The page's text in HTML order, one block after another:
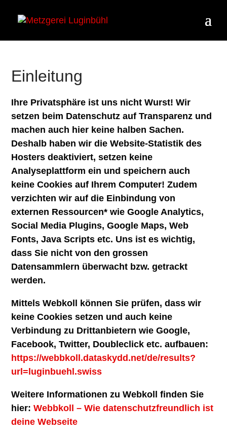
Einleitung
Ihre Privatsphäre ist uns nicht Wurst! Wir
setzen beim Datenschutz auf Transparenz und
machen auch hier keine halben Sachen.
Deshalb haben wir die Website-Statistik des
Hosters deaktiviert, setzen keine
Analyseplattform ein und speichern auch
keine Cookies auf Ihrem Computer! Zudem
verzichten wir auf die Einbindung von
externen Ressourcen* wie Google Analytics,
Social Media Plugins, Google Maps, Web
Fonts, Java Scripts etc. Uns ist es wichtig,
dass Sie nicht von den grossen
Datensammlern überwacht bzw. getrackt
werden.
Mittels Webkoll können Sie prüfen, dass wir
keine Cookies setzen und auch keine
Verbindung zu Drittanbietern wie Google,
Facebook, Twitter, Doubleclick etc. aufbauen:
https://webbkoll.dataskydd.net/de/results?
url=luginbuehl.swiss
Weitere Informationen zu Webkoll finden Sie
hier:Webbkoll – Wie datenschutzfreundlich ist
deine Webseite